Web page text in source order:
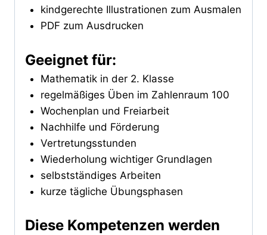
kindgerechte Illustrationen zum Ausmalen
PDF zum Ausdrucken
Geeignet für:
Mathematik in der 2. Klasse
regelmäßiges Üben im Zahlenraum 100
Wochenplan und Freiarbeit
Nachhilfe und Förderung
Vertretungsstunden
Wiederholung wichtiger Grundlagen
selbstständiges Arbeiten
kurze tägliche Übungsphasen
Diese Kompetenzen werden